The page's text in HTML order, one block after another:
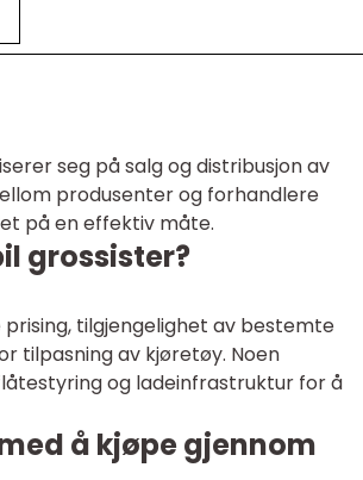
seg på salg og distribusjon av
produsenter og forhandlere
på en effektiv måte.
grossister?
tilgjengelighet av bestemte
tilpasning av kjøretøy. Noen
og ladeinfrastruktur for å
å kjøpe gjennom